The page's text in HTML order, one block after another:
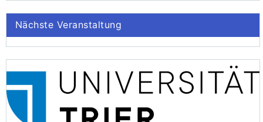
Nächste Veranstaltung